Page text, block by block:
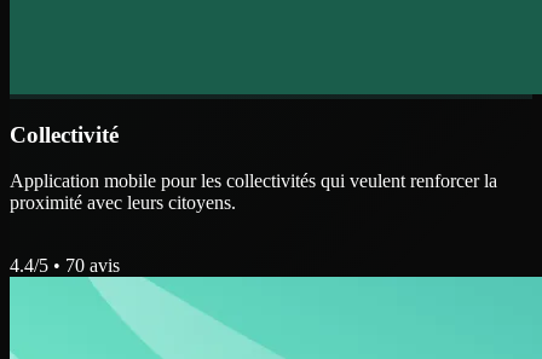
Collectivité
Application mobile pour les collectivités qui veulent renforcer la
proximité avec leurs citoyens.
4.4/5 • 70 avis